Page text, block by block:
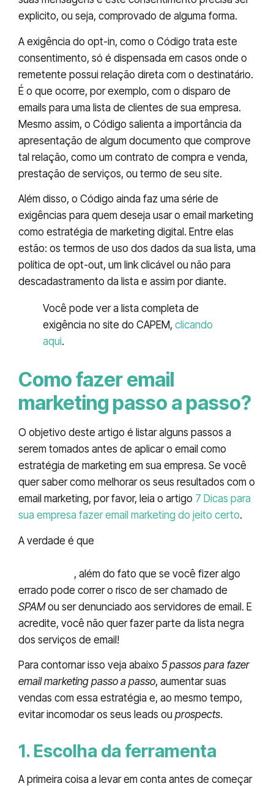
explicito, ou seja, comprovado de alguma forma.
A exigência do opt-in, como o Código trata este
consentimento, só é dispensada em casos onde o
remetente possui relação direta com o destinatário.
É o que ocorre, por exemplo, com o disparo de
emails para uma lista de clientes de sua empresa.
Mesmo assim, o Código salienta a importância da
apresentação de algum documento que comprove
tal relação, como um contrato de compra e venda,
prestação de serviços, ou termo de seu site.
Além disso, o Código ainda faz uma série de
exigências para quem deseja usar o email marketing
como estratégia de marketing digital. Entre elas
estão: os termos de uso dos dados da sua lista, uma
política de opt-out, um link clicável ou não para
descadastramento da lista e assim por diante.
Você pode ver a lista completa de
exigência no site do CAPEM, clicando
aqui.
Como fazer email
marketing passo a passo?
O objetivo deste artigo é listar alguns passos a
serem tomados antes de aplicar o email como
estratégia de marketing em sua empresa. Se você
quer saber como melhorar os seus resultados com o
email marketing, por favor, leia o artigo 7 Dicas para
sua empresa fazer email marketing do jeito certo.
A verdade é que
, além do fato que se você fizer algo
errado pode correr o risco de ser chamado de
SPAMou ser denunciado aos servidores de email. E
acredite, você não quer fazer parte da lista negra
dos serviços de email!
Para contornar isso veja abaixo 5 passos para fazer
email marketing passo a passo, aumentar suas
vendas com essa estratégia e, ao mesmo tempo,
evitar incomodar os seus leads ou prospects.
1. Escolha da ferramenta
A primeira coisa a levar em conta antes de começar